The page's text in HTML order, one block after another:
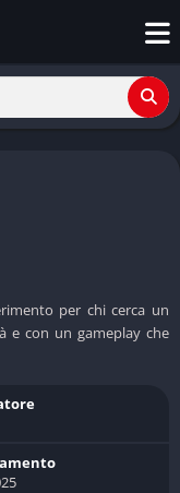
per chi cerca un
e con un gameplay che